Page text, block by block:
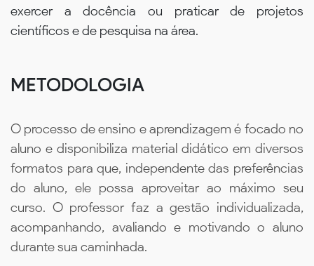
exercer a docência ou praticar de projetos
científicos e de pesquisa na área.
METODOLOGIA
O processo de ensino e aprendizagem é focado no
aluno e disponibiliza material didático em diversos
formatos para que, independente das preferências
do aluno, ele possa aproveitar ao máximo seu
curso. O professor faz a gestão individualizada,
acompanhando, avaliando e motivando o aluno
durante sua caminhada.